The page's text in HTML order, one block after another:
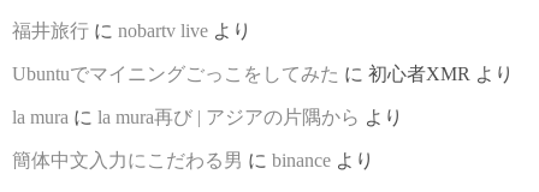
福井旅行 に nobartv live より
Ubuntuでマイニングごっこをしてみた に 初心者XMR より
la mura に la mura再び | アジアの片隅から より
簡体中文入力にこだわる男 に binance より